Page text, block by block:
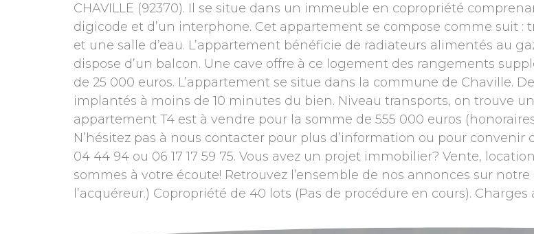
CHAVILLE (92370). Il se situe dans un immeuble en copropriété
digicode et d’un interphone. Cet appartement se compose comme suit :
et une salle d’eau. L’appartement bénéficie de radiateurs alimentés au
dispose d’un balcon. Une cave offre à ce logement des rangements
de 25 000 euros. L’appartement se situe dans la commune de Chaville.
implantés à moins de 10 minutes du bien. Niveau transports, on trouve
appartement T4 est à vendre pour la somme de 555 000 euros
N’hésitez pas à nous contacter pour plus d’information ou pour
04 44 94 ou 06 17 17 59 75. Vous avez un projet immobilier? Vente,
sommes à votre écoute! Retrouvez l’ensemble de nos annonces sur
l’acquéreur.) Copropriété de 40 lots (Pas de procédure en cours).